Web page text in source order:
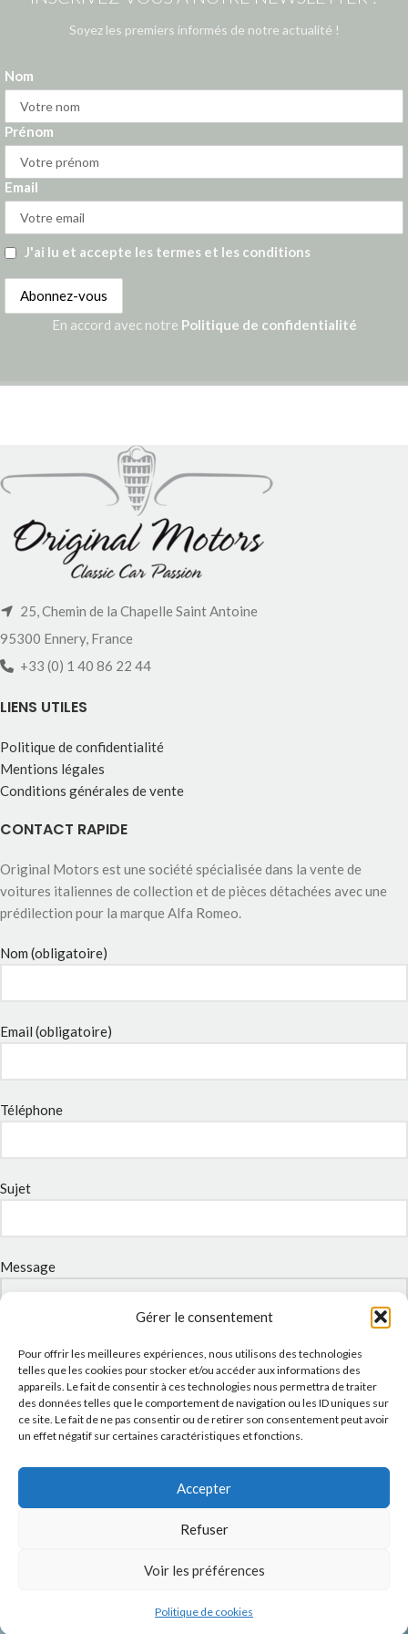
Gérer le consentement
Pour offrir les meilleures expériences, nous utilisons des technologies
telles que les cookies pour stocker et/ou accéder aux informations des
appareils. Le fait de consentir à ces technologies nous permettra de traiter
des données telles que le comportement de navigation ou les ID uniques sur
ce site. Le fait de ne pas consentir ou de retirer son consentement peut avoir
un effet négatif sur certaines caractéristiques et fonctions.
Accepter
Refuser
Voir les préférences
Politique de cookies
Soyez les premiers informés de notre actualité !
Nom
Prénom
Email
J'ai lu et accepte les termes et les conditions
En accord avec notre Politique de confidentialité
25, Chemin de la Chapelle Saint Antoine
95300 Ennery, France
+33 (0) 1 40 86 22 44
LIENS UTILES
Politique de confidentialité
Mentions légales
Conditions générales de vente
CONTACT RAPIDE
Original Motors est une société spécialisée dans la vente de
voitures italiennes de collection et de pièces détachées avec une
prédilection pour la marque Alfa Romeo.
Nom (obligatoire)
Email (obligatoire)
Téléphone
Sujet
Message